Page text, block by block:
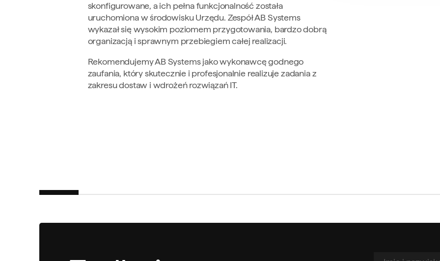
skonfigurowane, a ich pełna funkcjonalność została
uruchomiona w środowisku Urzędu. Zespół AB Systems
wykazał się wysokim poziomem przygotowania, bardzo dobrą
organizacją i sprawnym przebiegiem całej realizacji.
Rekomendujemy AB Systems jako wykonawcę godnego
zaufania, który skutecznie i profesjonalnie realizuje zadania z
zakresu dostaw i wdrożeń rozwiązań IT.